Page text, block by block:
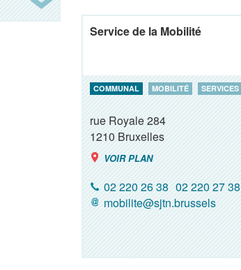
Service de la Mobilité
COMMUNAL MOBILITÉ SERVICES
rue Royale 284
1210Bruxelles
VOIR PLAN
02 220 26 38 02 220 27 38
mobilite@sjtn.brussels